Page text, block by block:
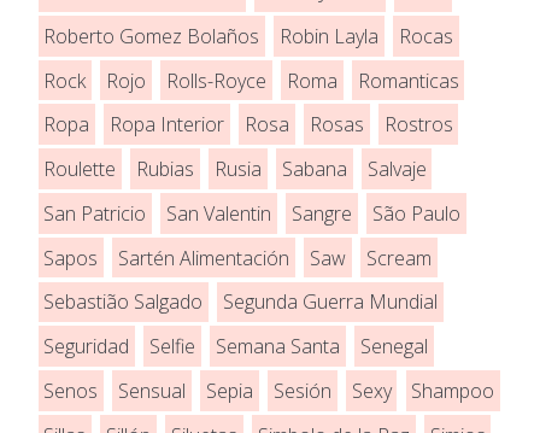
Roberto Gomez Bolaños
Robin Layla
Rocas
Rock
Rojo Rolls-Royce Roma
Romanticas
Ropa
Ropa Interior Rosa Rosas
Rostros
Roulette
Rubias Rusia Sabana
Salvaje
San Patricio
San Valentin Sangre
São Paulo
Sapos
Sartén Alimentación Saw
Scream
Sebastião Salgado
Segunda Guerra Mundial
Seguridad
Selfie Semana Santa
Senegal
Senos
Sensual Sepia Sesión Sexy
Shampoo